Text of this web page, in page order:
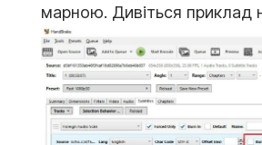
марною. Дивіться приклад